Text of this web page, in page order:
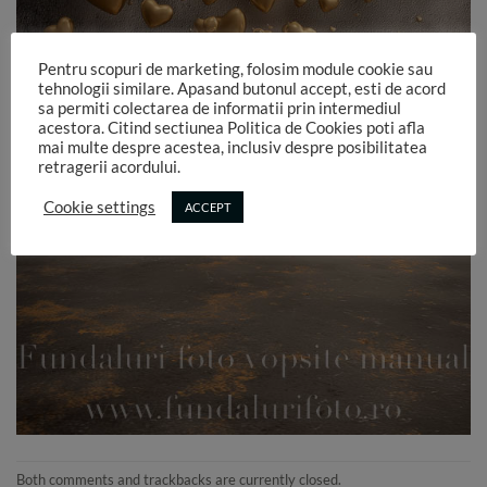
Both comments and trackbacks are currently closed.
Pentru scopuri de marketing, folosim module cookie sau
tehnologii similare. Apasand butonul accept, esti de acord
sa permiti colectarea de informatii prin intermediul
acestora. Citind sectiunea Politica de Cookies poti afla
mai multe despre acestea, inclusiv despre posibilitatea
retragerii acordului.
Cookie settings ACCEPT